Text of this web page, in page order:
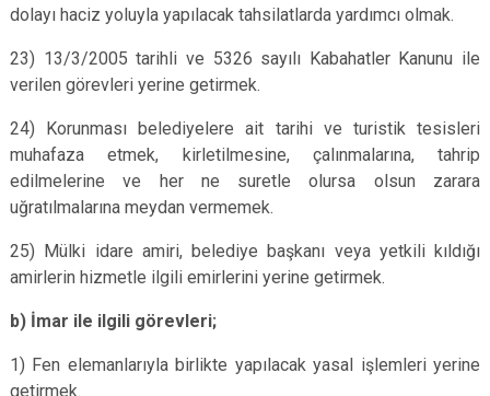
dolayı haciz yoluyla yapılacak tahsilatlarda yardımcı olmak.
23) 13/3/2005 tarihli ve 5326 sayılı Kabahatler Kanunu ile
verilen görevleri yerine getirmek.
24) Korunması belediyelere ait tarihi ve turistik tesisleri
muhafaza etmek, kirletilmesine, çalınmalarına, tahrip
edilmelerine ve her ne suretle olursa olsun zarara
uğratılmalarına meydan vermemek.
25) Mülki idare amiri, belediye başkanı veya yetkili kıldığı
amirlerin hizmetle ilgili emirlerini yerine getirmek.
b) İmar ile ilgili görevleri;
1) Fen elemanlarıyla birlikte yapılacak yasal işlemleri yerine
getirmek.